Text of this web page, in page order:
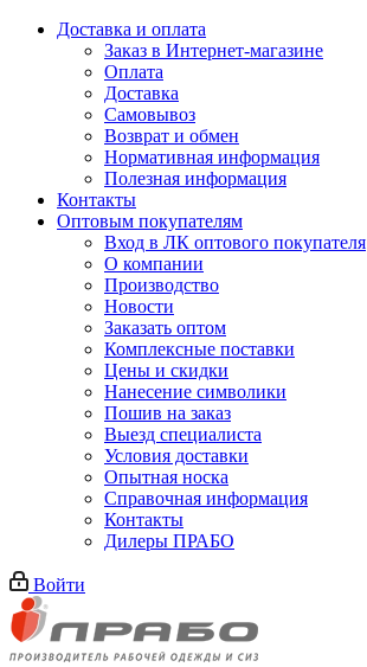
Доставка и оплата
Заказ в Интернет-магазине
Оплата
Доставка
Самовывоз
Возврат и обмен
Нормативная информация
Полезная информация
Контакты
Оптовым покупателям
Вход в ЛК оптового покупателя
О компании
Производство
Новости
Заказать оптом
Комплексные поставки
Цены и скидки
Нанесение символики
Пошив на заказ
Выезд специалиста
Условия доставки
Опытная носка
Справочная информация
Контакты
Дилеры ПРАБО
Войти